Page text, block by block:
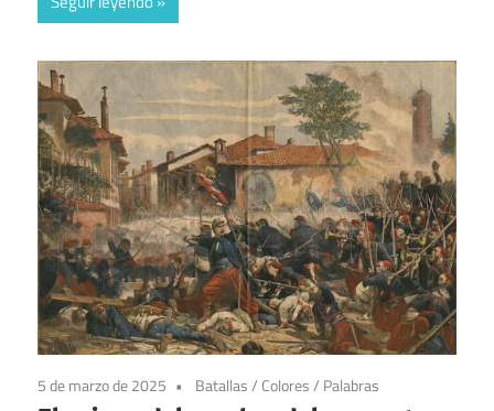
5 de marzo de 2025 Batallas/ Colores/ Palabras